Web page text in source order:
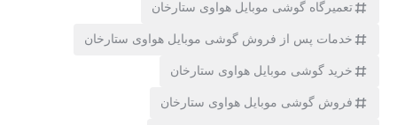
منطقه و محله مناسب برای اقامت در سفر تهران تا حدودی تابع علت
تعمیرگاه گوشی موبایل هواوی ستارخان
خدمات پس از فروش گوشی موبایل هواوی ستارخان
خرید گوشی موبایل هواوی ستارخان
فروش گوشی موبایل هواوی ستارخان